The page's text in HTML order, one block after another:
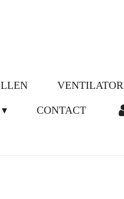
CONTACT